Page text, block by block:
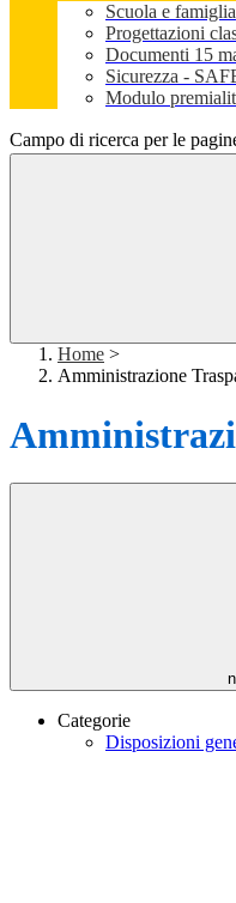
Scuola e famiglia
Progettazioni
Documenti 15
Sicurezza -
Modulo
Campo di ricerca per le
Home >
Amministrazione
Categorie
Disposizioni